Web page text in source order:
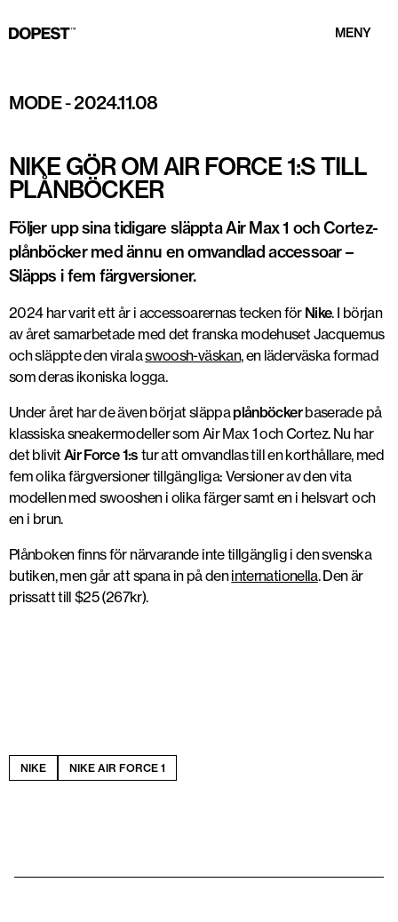
MENY
MODE-2024.11.08
NIKE GÖR OM AIR FORCE 1:S TILL
PLÅNBÖCKER
Följer upp sina tidigare släppta Air Max 1 och Cortez-
plånböcker med ännu en omvandlad accessoar –
Släpps i fem färgversioner.
2024 har varit ett år i accessoarernas tecken för Nike. I början
av året samarbetade med det franska modehuset Jacquemus
och släppte den viralaswoosh-väskan, en läderväska formad
som deras ikoniska logga.
Under året har de även börjat släppaplånböckerbaserade på
klassiska sneakermodeller som Air Max 1 och Cortez. Nu har
det blivit Air Force 1:s tur att omvandlas till en korthållare, med
fem olika färgversioner tillgängliga: Versioner av den vita
modellen med swooshen i olika färger samt en i helsvart och
en i brun.
Plånboken finns för närvarande inte tillgänglig i den svenska
butiken, men går att spana in på deninternationella. Den är
prissatt till $25 (267kr).
NIKE NIKE AIR FORCE 1